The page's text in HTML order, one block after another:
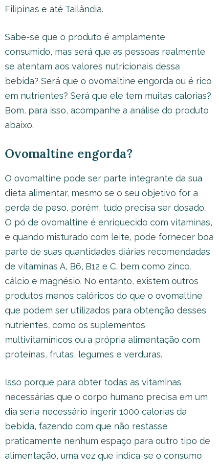
Filipinas e até Tailândia.
Sabe-se que o produto é amplamente
consumido, mas será que as pessoas realmente
se atentam aos valores nutricionais dessa
bebida? Será que o ovomaltine engorda ou é rico
em nutrientes? Será que ele tem muitas calorias?
Bom, para isso, acompanhe a análise do produto
abaixo.
Ovomaltine engorda?
O ovomaltine pode ser parte integrante da sua
dieta alimentar, mesmo se o seu objetivo for a
perda de peso, porém, tudo precisa ser dosado.
O pó de ovomaltine é enriquecido com vitaminas,
e quando misturado com leite, pode fornecer boa
parte de suas quantidades diárias recomendadas
de vitaminas A, B6, B12 e C, bem como zinco,
cálcio e magnésio. No entanto, existem outros
produtos menos calóricos do que o ovomaltine
que podem ser utilizados para obtenção desses
nutrientes, como os suplementos
multivitamínicos ou a própria alimentação com
proteínas, frutas, legumes e verduras.
Isso porque para obter todas as vitaminas
necessárias que o corpo humano precisa em um
dia seria necessário ingerir 1000 calorias da
bebida, fazendo com que não restasse
praticamente nenhum espaço para outro tipo de
alimentação, uma vez que indica-se o consumo